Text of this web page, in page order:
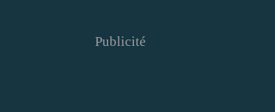
Publicité